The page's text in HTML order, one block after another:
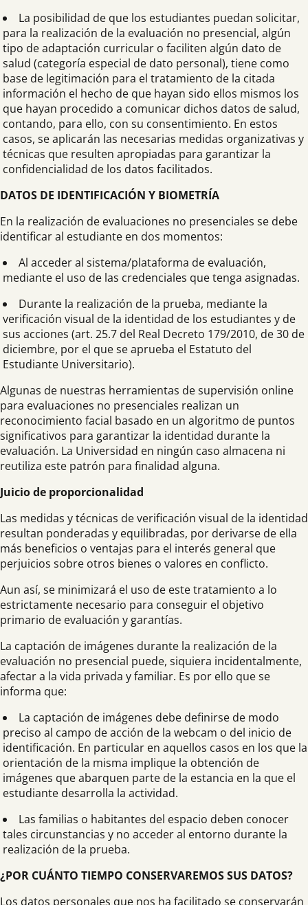
La posibilidad de que los estudiantes puedan solicitar,
para la realización de la evaluación no presencial, algún
tipo de adaptación curricular o faciliten algún dato de
salud (categoría especial de dato personal), tiene como
base de legitimación para el tratamiento de la citada
información el hecho de que hayan sido ellos mismos los
que hayan procedido a comunicar dichos datos de salud,
contando, para ello, con su consentimiento. En estos
casos, se aplicarán las necesarias medidas organizativas y
técnicas que resulten apropiadas para garantizar la
confidencialidad de los datos facilitados.
DATOS DE IDENTIFICACIÓN Y BIOMETRÍA
En la realización de evaluaciones no presenciales se debe
identificar al estudiante en dos momentos:
Al acceder al sistema/plataforma de evaluación,
mediante el uso de las credenciales que tenga asignadas.
Durante la realización de la prueba, mediante la
verificación visual de la identidad de los estudiantes y de
sus acciones (art. 25.7 del Real Decreto 179/2010, de 30 de
diciembre, por el que se aprueba el Estatuto del
Estudiante Universitario).
Algunas de nuestras herramientas de supervisión online
para evaluaciones no presenciales realizan un
reconocimiento facial basado en un algoritmo de puntos
significativos para garantizar la identidad durante la
evaluación. La Universidad en ningún caso almacena ni
reutiliza este patrón para finalidad alguna.
Juicio de proporcionalidad
Las medidas y técnicas de verificación visual de la identidad
resultan ponderadas y equilibradas, por derivarse de ella
más beneficios o ventajas para el interés general que
perjuicios sobre otros bienes o valores en conflicto.
Aun así, se minimizará el uso de este tratamiento a lo
estrictamente necesario para conseguir el objetivo
primario de evaluación y garantías.
La captación de imágenes durante la realización de la
evaluación no presencial puede, siquiera incidentalmente,
afectar a la vida privada y familiar. Es por ello que se
informa que:
La captación de imágenes debe definirse de modo
preciso al campo de acción de la webcam o del inicio de
identificación. En particular en aquellos casos en los que la
orientación de la misma implique la obtención de
imágenes que abarquen parte de la estancia en la que el
estudiante desarrolla la actividad.
Las familias o habitantes del espacio deben conocer
tales circunstancias y no acceder al entorno durante la
realización de la prueba.
¿POR CUÁNTO TIEMPO CONSERVAREMOS SUS DATOS?
Los datos personales que nos ha facilitado se conservarán